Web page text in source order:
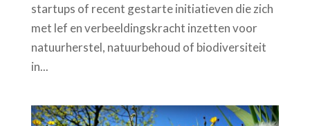
startups of recent gestarte initiatieven die zich
met lef en verbeeldingskracht inzetten voor
natuurherstel, natuurbehoud of biodiversiteit
in...